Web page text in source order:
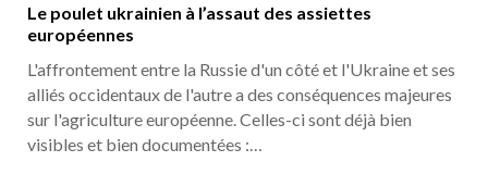
Le poulet ukrainien à l’assaut des assiettes
européennes
L'affrontement entre la Russie d'un côté et l'Ukraine et ses
alliés occidentaux de l'autre a des conséquences majeures
sur l'agriculture européenne. Celles-ci sont déjà bien
visibles et bien documentées :…